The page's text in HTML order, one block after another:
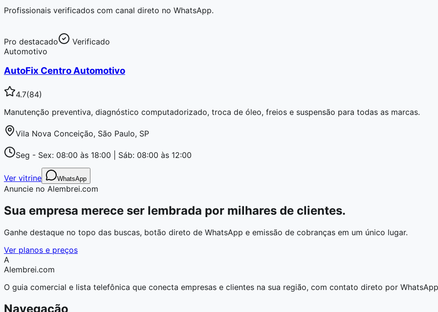
Profissionais verificados com canal direto no WhatsApp.
Pro destacado
Verificado
Automotivo
AutoFix Centro Automotivo
4.7(84)
Manutenção preventiva, diagnóstico computadorizado, troca de óleo, freios e suspensão para todas as marcas.
Vila Nova Conceição, São Paulo, SP
Seg - Sex: 08:00 às 18:00 | Sáb: 08:00 às 12:00
Ver vitrine WhatsApp
Anuncie no Alembrei.com
Sua empresa merece ser lembrada por milhares de clientes.
Ganhe destaque no topo das buscas, botão direto de WhatsApp e emissão de cobranças em um único lugar.
Ver planos e preços
A
Alembrei.com
O guia comercial e lista telefônica que conecta empresas e clientes na sua região, com contato direto por
Navegação